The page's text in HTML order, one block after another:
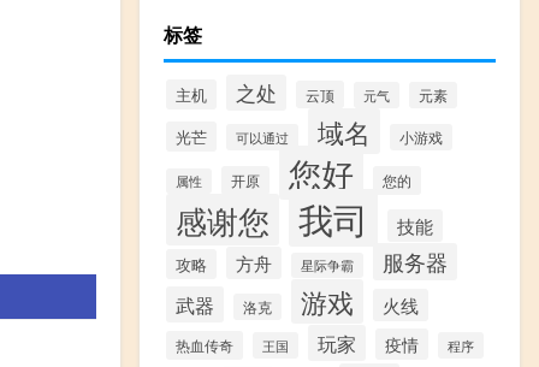
标签
主机 之处 云顶 元气 元素
光芒 可以通过 域名 小游戏
属性 开原 您好 您的
感谢您 我司 技能
攻略 方舟 星际争霸 服务器
武器 洛克 游戏 火线
热血传奇 王国 玩家 疫情
程序